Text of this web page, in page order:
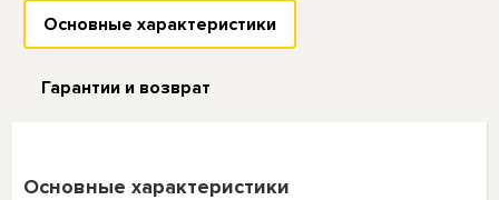
Основные характеристики
Гарантии и возврат
Основные характеристики